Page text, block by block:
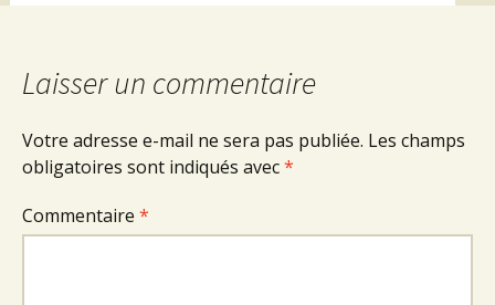
Laisser un commentaire
Votre adresse e-mail ne sera pas publiée. Les champs
obligatoires sont indiqués avec*
Commentaire *